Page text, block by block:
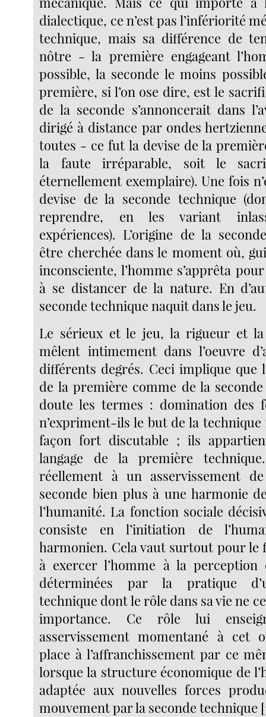
dialectique, ce n’est pas l’infériorité
technique, mais sa différence de
nôtre - la première engageant
possible, la seconde le moins
première, si l’on ose dire, est le
de la seconde s’annoncerait dans
dirigé à distance par ondes
toutes - ce fut la devise de la
la faute irréparable, soit le
éternellement exemplaire). Une fois
devise de la seconde technique
reprendre, en les variant
expériences). L’origine de la
être cherchée dans le moment où,
inconsciente, l’homme s’apprêta
à se distancer de la nature. En
seconde technique naquit dans le jeu.
Le sérieux et le jeu, la rigueur et
mêlent intimement dans l’oeuvre
différents degrés. Ceci implique que
de la première comme de la
doute les termes : domination des
n’expriment-ils le but de la
façon fort discutable ; ils
langage de la première
réellement à un asservissement
seconde bien plus à une harmonie
l’humanité. La fonction sociale
consiste en l’initiation de
harmonien. Cela vaut surtout pour
à exercer l’homme à la
déterminées par la pratique
technique dont le rôle dans sa vie ne
importance. Ce rôle lui
asservissement momentané à cet
place à l’affranchissement par ce
lorsque la structure économique de
adaptée aux nouvelles forces
mouvement par la seconde technique